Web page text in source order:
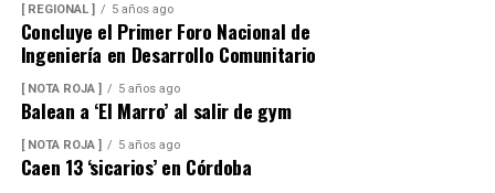
[ REGIONAL ] 5 años ago
Concluye el Primer Foro Nacional de
Ingeniería en Desarrollo Comunitario
[ NOTA ROJA ] 5 años ago
Balean a ‘El Marro’ al salir de gym
[ NOTA ROJA ] 5 años ago
Caen 13 ‘sicarios’ en Córdoba